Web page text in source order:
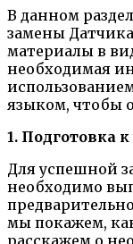
В данном
замены
материалы в
необходимая
языком, чтобы
1. Подготовка
Для успешной
необходимо
мы покажем,
расскажем о